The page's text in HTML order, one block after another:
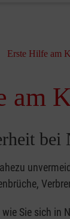
Erste Hilfe am
am
Sie sich